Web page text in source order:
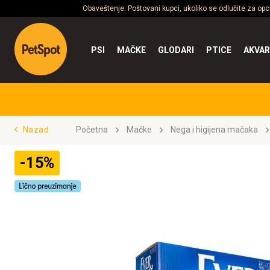
Obaveštenje: Poštovani kupci, ukoliko se odlučite za
PSI MAČKE GLODARI PTICE
Nazad Početna Mačke Nega i higijena mačaka
-15%